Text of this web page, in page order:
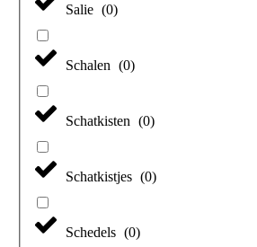
Salie (0)
Schalen (0)
Schatkisten (0)
Schatkistjes (0)
Schedels (0)